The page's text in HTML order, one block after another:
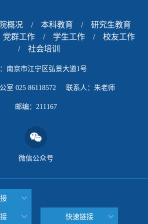
概况 / 本科教育 /
研究生教育
党群工作 / 学生工作 /
校友工作
/
社会培训
南京市江宁区弘景大道1号
室 025 86118572 联系人：朱老师
邮编：211167
微信公众号
快速链接